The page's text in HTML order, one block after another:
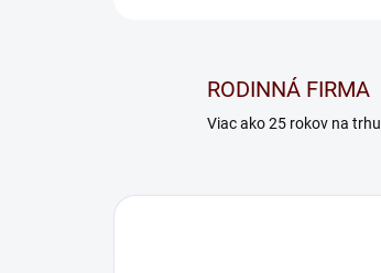
RODINNÁ FIRMA
Viac ako 25 rokov na trhu